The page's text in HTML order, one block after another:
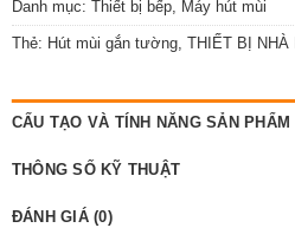
Danh mục: Thiết bị bếp, Máy hút mùi
Thẻ: Hút mùi gắn tường, THIẾT BỊ NHÀ
CẤU TẠO VÀ TÍNH NĂNG SẢN PHẨM
THÔNG SỐ KỸ THUẬT
ĐÁNH GIÁ (0)